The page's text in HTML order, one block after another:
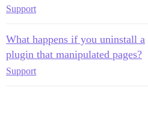
Support
What happens if you uninstall a
plugin that manipulated pages?
Support